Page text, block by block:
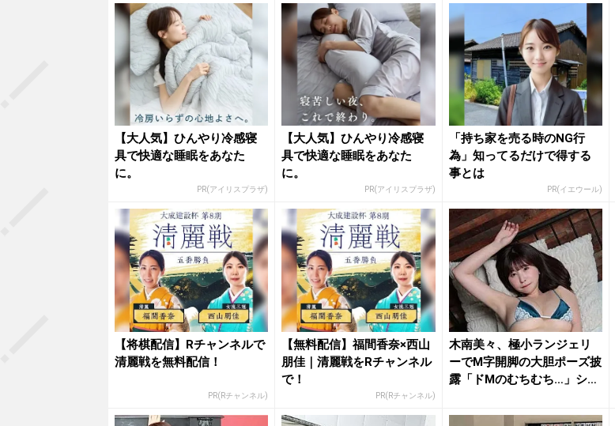
【大人気】ひんやり冷感寝
具で快適な睡眠をあなた
に。
PR(アイリスプラザ)
【大人気】ひんやり冷感寝
具で快適な睡眠をあなた
に。
PR(アイリスプラザ)
「持ち家を売る時のNG行
為」知ってるだけで得する
事とは
PR(イエウール)
【将棋配信】Rチャンネルで
清麗戦を無料配信！
PR(Rチャンネル)
【無料配信】福間香奈×西山
朋佳｜清麗戦をRチャンネル
で！
PR(Rチャンネル)
木南美々、極小ランジェリ
ーでM字開脚の大胆ポーズ披
露「ドMのむちむち…」ショ